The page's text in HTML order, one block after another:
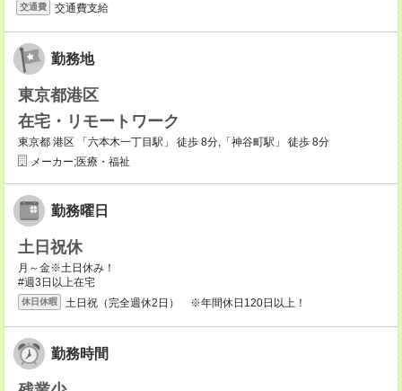
交通費 交通費支給
勤務地
東京都港区
在宅・リモートワーク
東京都 港区 「六本木一丁目駅」 徒歩 8分,「神谷町駅」 徒歩 8分
メーカー;医療・福祉
勤務曜日
土日祝休
月～金※土日休み！
#週3日以上在宅
休日休暇 土日祝（完全週休2日） ※年間休日120日以上！
勤務時間